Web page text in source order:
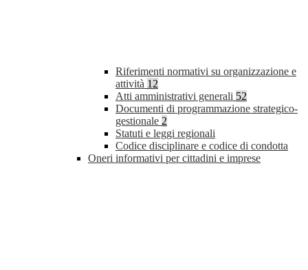
Riferimenti normativi su organizzazione e
attività 12
Atti amministrativi generali 52
Documenti di programmazione strategico-
gestionale 2
Statuti e leggi regionali
Codice disciplinare e codice di condotta
Oneri informativi per cittadini e imprese